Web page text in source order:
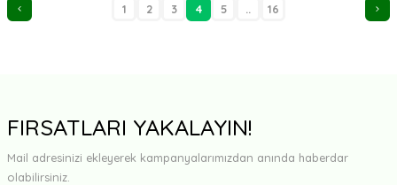
1 2 3 4 5 .. 16
FIRSATLARI YAKALAYIN!
Mail adresinizi ekleyerek kampanyalarımızdan anında haberdar
olabilirsiniz.